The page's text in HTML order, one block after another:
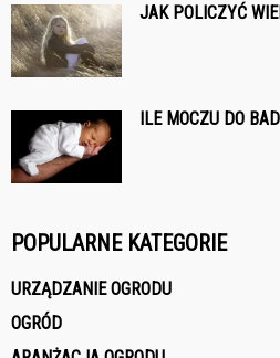
JAK POLICZYĆ
ILE MOCZU DO
POPULARNE KATEGORIE
URZĄDZANIE OGRODU
OGRÓD